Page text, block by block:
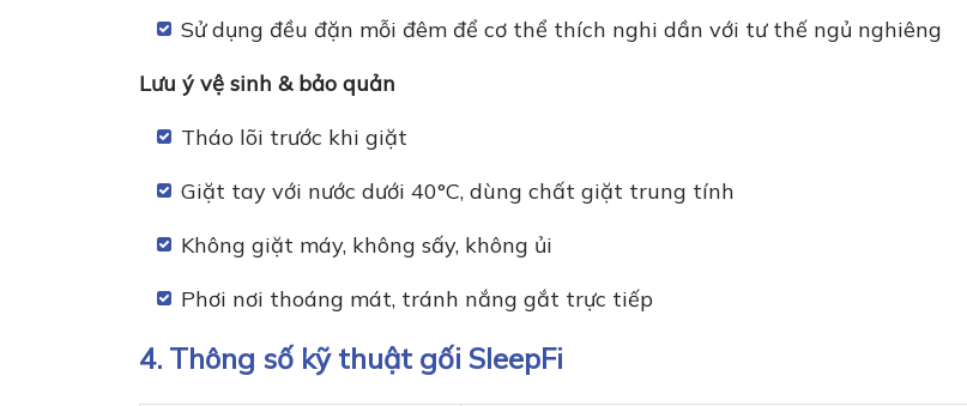
Sử dụng đều đặn mỗi đêm để cơ thể thích nghi dần với tư thế ngủ nghiêng
Lưu ý vệ sinh & bảo quản
Tháo lõi trước khi giặt
Giặt tay với nước dưới 40°C, dùng chất giặt trung tính
Không giặt máy, không sấy, không ủi
Phơi nơi thoáng mát, tránh nắng gắt trực tiếp
4. Thông số kỹ thuật gối SleepFi